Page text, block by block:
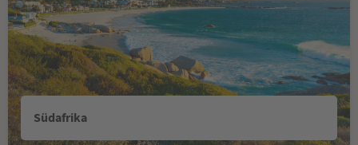
Südafrika